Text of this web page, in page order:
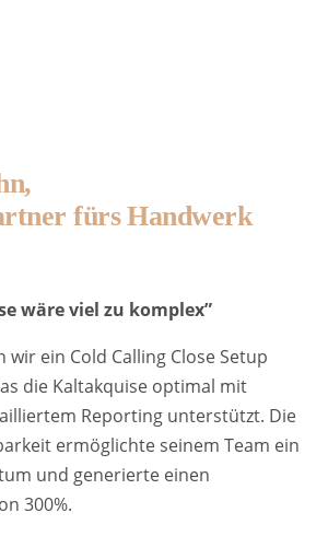
fürs Handwerk
wäre viel zu komplex”
wir ein Cold Calling Close Setup
die Kaltakquise optimal mit
Reporting unterstützt. Die
ermöglichte seinem Team ein
und generierte einen
300%.